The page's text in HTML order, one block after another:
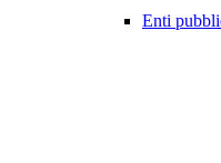
Enti